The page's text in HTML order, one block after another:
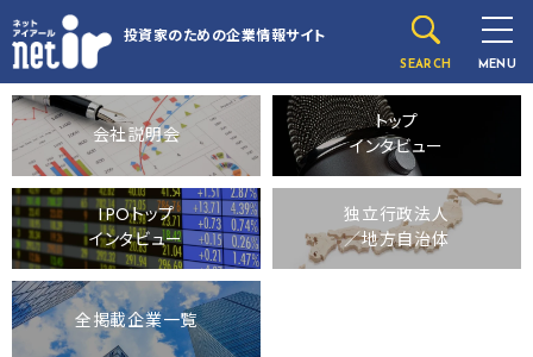
投資家のための企業情報サイト
SEARCH MENU
会社説明会
トップ
インタビュー
IPOトップ
インタビュー
独立行政法人
／地方自治体
全掲載企業一覧